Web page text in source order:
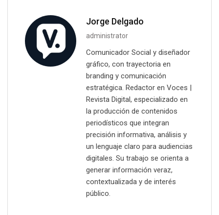
Jorge Delgado
administrator
Comunicador Social y diseñador
gráfico, con trayectoria en
branding y comunicación
estratégica. Redactor en Voces |
Revista Digital, especializado en
la producción de contenidos
periodísticos que integran
precisión informativa, análisis y
un lenguaje claro para audiencias
digitales. Su trabajo se orienta a
generar información veraz,
contextualizada y de interés
público.